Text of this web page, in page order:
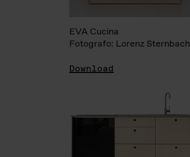
EVA Cucina
Fotografo: Lorenz Sternbach
Download